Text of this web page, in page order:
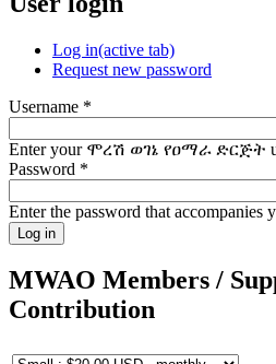
Log in(active tab)
Request new password
Username *
Enter your ሞረሽ ወገኔ የዐማራ ድርጅት
Password *
Enter the password that accompanies
MWAO Members /
Contribution